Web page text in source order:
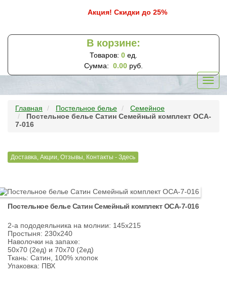
Акция! Скидки до 25%
В корзине:
Товаров: 0 ед.
Сумма: 0.00 руб.
Главная Постельное белье
Семейное
Постельное белье Сатин Семейный комплект ОCA-
7-016
Доставка, Акции, Отзывы, Контакты - Здесь
Постельное белье Сатин Семейный комплект ОCA-7-016
2-а пододеяльника на молнии: 145х215
Простыня: 230х240
Наволочки на запахе:
50х70 (2ед) и 70х70 (2ед)
Ткань: Сатин, 100% хлопок
Упаковка: ПВХ